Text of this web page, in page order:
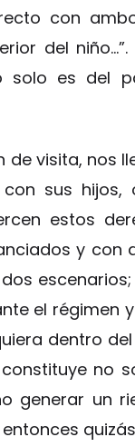
con
del
solo es del
de visita, nos
sus hijos,
estos
y con
el régimen
dentro
no
generar un